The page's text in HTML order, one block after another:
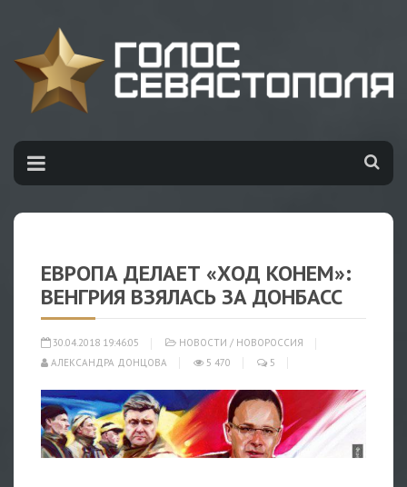
ЕВРОПА ДЕЛАЕТ «ХОД КОНЕМ»:
ВЕНГРИЯ ВЗЯЛАСЬ ЗА ДОНБАСС
30.04.2018 19:46:05 НОВОСТИ / НОВОРОССИЯ
АЛЕКСАНДРА ДОНЦОВА
5 470 5